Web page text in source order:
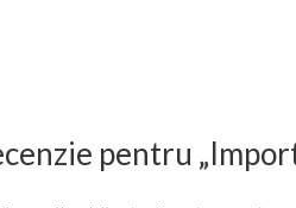
pentru